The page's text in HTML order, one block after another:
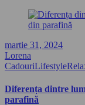
martie 31, 2024
Lorena
CadouriLifestyle
Diferența dintre
parafină